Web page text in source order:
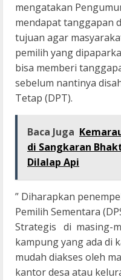
mengatakan
mendapat tanggapan
tujuan agar
pemilih yang
bisa memberi
sebelum nantinya
Tetap (DPT).
Baca Juga
di Sangkaran
Dilalap Api
” Diharapkan
Pemilih Sementara
Strategis di masing-
kampung yang ada di
mudah diakses oleh
kantor desa atau